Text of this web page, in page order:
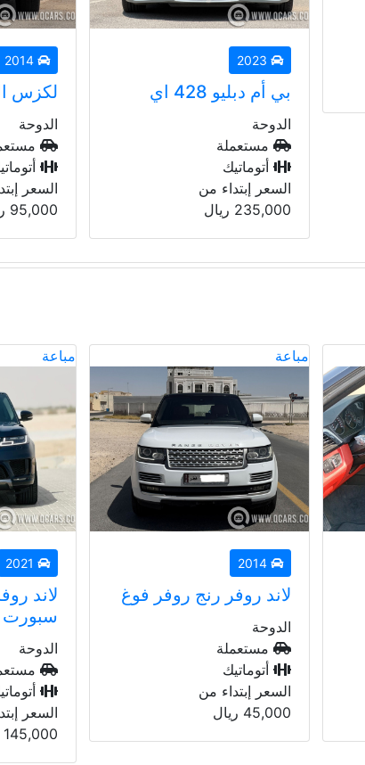
2014
لكزس ال اكس 570
الدوحة
مستعملة
أتوماتيك
السعر إبتداء من
95,000 ريال
2025
كيا
الدوحة
جديدة
السعر
60,000
مباعة
2021
لاند روفر رينج روڤر
سبورت
الدوحة
مستعملة
أتوماتيك
السعر إبتداء من
مميز
تويوتا
الدوحة
السعر
135,000